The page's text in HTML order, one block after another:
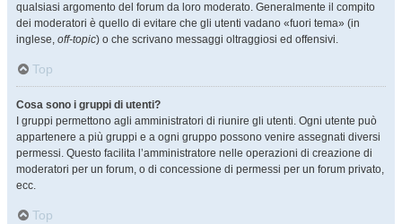
qualsiasi argomento del forum da loro moderato. Generalmente il compito
dei moderatori è quello di evitare che gli utenti vadano «fuori tema» (in
inglese, off-topic) o che scrivano messaggi oltraggiosi ed offensivi.
Top
Cosa sono i gruppi di utenti?
I gruppi permettono agli amministratori di riunire gli utenti. Ogni utente può
appartenere a più gruppi e a ogni gruppo possono venire assegnati diversi
permessi. Questo facilita l’amministratore nelle operazioni di creazione di
moderatori per un forum, o di concessione di permessi per un forum privato,
ecc.
Top